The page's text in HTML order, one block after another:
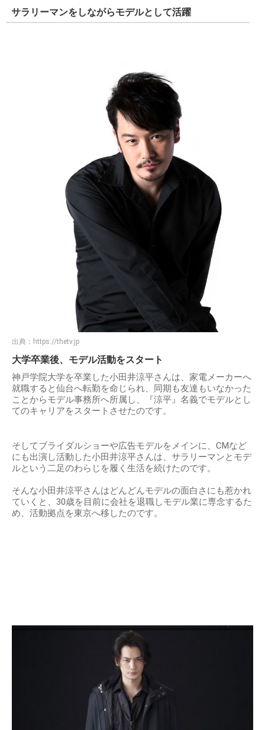
サラリーマンをしながらモデルとして活躍
出典： https://thetv.jp
大学卒業後、モデル活動をスタート
神戸学院大学を卒業した小田井涼平さんは、家電メーカーへ
就職すると仙台へ転勤を命じられ、同期も友達もいなかった
ことからモデル事務所へ所属し、『涼平』名義でモデルとし
てのキャリアをスタートさせたのです。
そしてブライダルショーや広告モデルをメインに、CMなど
にも出演し活動した小田井涼平さんは、サラリーマンとモデ
ルという二足のわらじを履く生活を続けたのです。
そんな小田井涼平さんはどんどんモデルの面白さにも惹かれ
ていくと、30歳を目前に会社を退職しモデル業に専念するた
め、活動拠点を東京へ移したのです。